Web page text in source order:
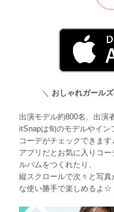
＼ おしゃれガール
出演モデル約800名、出演
itSnapは旬のモデルやイン
コーデがチェックできます
アプリだとお気に入りコ
ルバムをつくれたり、
縦スクロールで次々と写
な使い勝手で楽しめるよ☆